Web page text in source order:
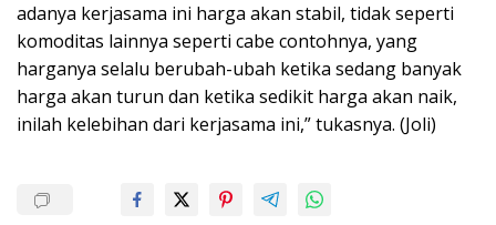
adanya kerjasama ini harga akan stabil, tidak seperti
komoditas lainnya seperti cabe contohnya, yang
harganya selalu berubah-ubah ketika sedang banyak
harga akan turun dan ketika sedikit harga akan naik,
inilah kelebihan dari kerjasama ini,” tukasnya. (Joli)